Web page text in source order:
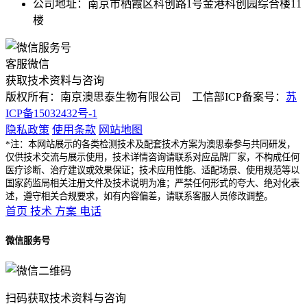
公司地址：南京市栖霞区科创路1号金港科创园综合楼11
楼
客服微信
获取技术资料与咨询
版权所有：南京澳思泰生物有限公司 工信部ICP备案号： 苏
ICP备15032432号-1
隐私政策 使用条款 网站地图
*注：本网站展示的各类检测技术及配套技术方案为澳思泰参与共同研发，
仅供技术交流与展示使用，技术详情咨询请联系对应品牌厂家，不构成任何
医疗诊断、治疗建议或效果保证；技术应用性能、适配场景、使用规范等以
国家药监局相关注册文件及技术说明为准；严禁任何形式的夸大、绝对化表
述，遵守相关合规要求，如有内容偏差，请联系客服人员修改调整。
首页 技术 方案 电话
微信服务号
扫码获取技术资料与咨询